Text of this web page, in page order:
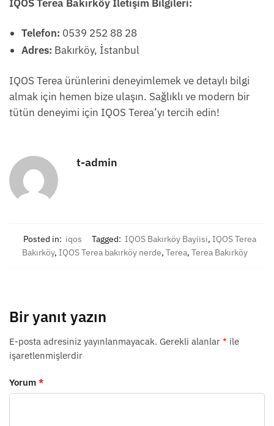
IQOS Terea Bakırköy İletişim Bilgileri:
Telefon: 0539 252 88 28
Adres: Bakırköy, İstanbul
IQOS Terea ürünlerini deneyimlemek ve detaylı bilgi
almak için hemen bize ulaşın. Sağlıklı ve modern bir
tütün deneyimi için IQOS Terea’yı tercih edin!
t-admin
Posted in: iqos Tagged: IQOS Bakırköy Bayiisi, IQOS Terea
Bakırköy, IQOS Terea bakırköy nerde, Terea, Terea Bakırköy
Bir yanıt yazın
E-posta adresiniz yayınlanmayacak. Gerekli alanlar * ile
işaretlenmişlerdir
Yorum *